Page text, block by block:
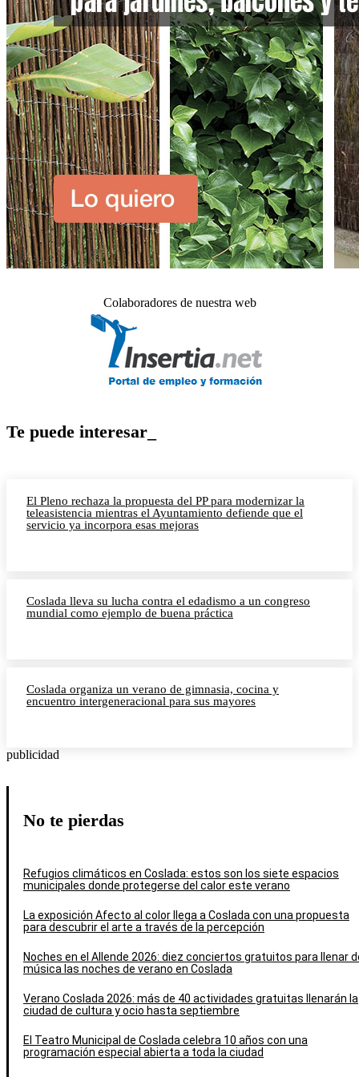
Colaboradores de nuestra web
Te puede interesar_
El Pleno rechaza la propuesta del PP para modernizar la
teleasistencia mientras el Ayuntamiento defiende que el
servicio ya incorpora esas mejoras
Coslada lleva su lucha contra el edadismo a un congreso
mundial como ejemplo de buena práctica
Coslada organiza un verano de gimnasia, cocina y
encuentro intergeneracional para sus mayores
publicidad
No te pierdas
Refugios climáticos en Coslada: estos son los siete espacios
municipales donde protegerse del calor este verano
La exposición Afecto al color llega a Coslada con una propuesta
para descubrir el arte a través de la percepción
Noches en el Allende 2026: diez conciertos gratuitos para llenar
música las noches de verano en Coslada
Verano Coslada 2026: más de 40 actividades gratuitas llenarán la
ciudad de cultura y ocio hasta septiembre
El Teatro Municipal de Coslada celebra 10 años con una
programación especial abierta a toda la ciudad